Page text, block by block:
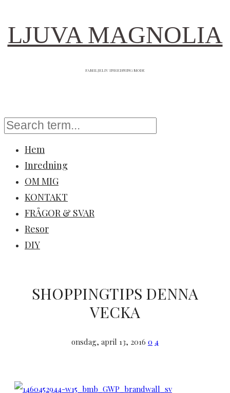
LJUVA MAGNOLIA
FAMILJELIV INREDNING MODE
Hem
Inredning
OM MIG
KONTAKT
FRÅGOR & SVAR
Resor
DIY
SHOPPINGTIPS DENNA
VECKA
onsdag, april 13, 2016 0 4